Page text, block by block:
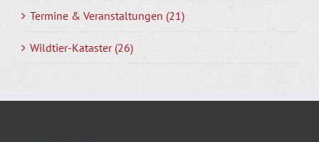
Termine & Veranstaltungen (21)
Wildtier-Kataster (26)